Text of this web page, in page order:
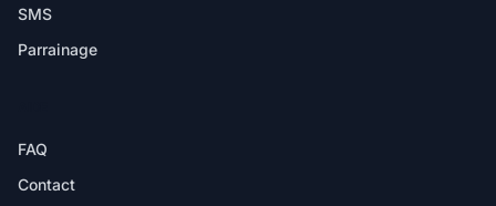
SMS
Parrainage
FAQ
Contact